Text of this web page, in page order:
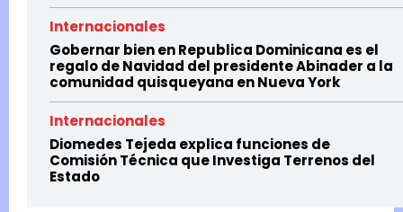
Internacionales
Gobernar bien en Republica Dominicana es el
regalo de Navidad del presidente Abinader a la
comunidad quisqueyana en Nueva York
Internacionales
Diomedes Tejeda explica funciones de
Comisión Técnica que Investiga Terrenos del
Estado